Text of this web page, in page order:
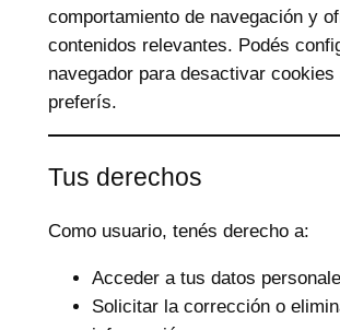
comportamiento de navegación y
contenidos relevantes. Podés
navegador para desactivar
preferís.
Tus derechos
Como usuario, tenés derecho a:
Acceder a tus datos
Solicitar la corrección o